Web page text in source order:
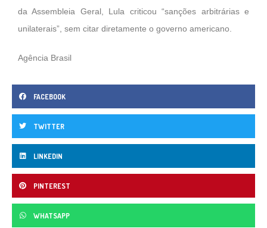
da Assembleia Geral, Lula criticou “sanções arbitrárias e
unilaterais”, sem citar diretamente o governo americano.
Agência Brasil
FACEBOOK
TWITTER
LINKEDIN
PINTEREST
WHATSAPP